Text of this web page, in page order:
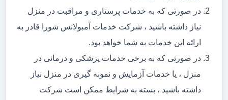
در صورتی که به خدمات پرستاری و مراقبت در منزل
نیاز داشته باشید ، شرکت خدمات آمبولانس شورا قادر به
ارائه این خدمات به شما خواهد بود.
در صورتی که به برخی خدمات پزشکی و درمانی در
منزل ، یا خدمات آزمایش و نمونه گیری در منزل نیاز
داشته باشید ، بسته به شرایط ممکن است شرکت